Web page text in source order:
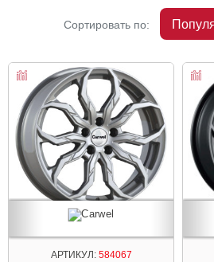
Сортировать по:
АРТИКУЛ:584067